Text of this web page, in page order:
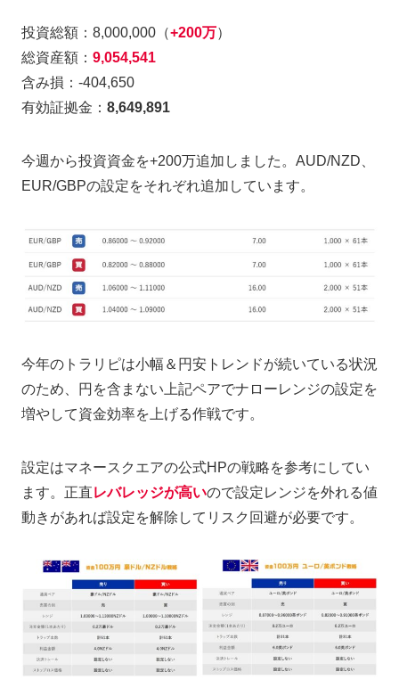
投資総額：8,000,000（+200万）
総資産額： 9,054,541
含み損：-404,650
有効証拠金： 8,649,891
今週から投資資金を+200万追加しました。AUD/NZD、
EUR/GBPの設定をそれぞれ追加しています。
今年のトラリピは小幅＆円安トレンドが続いている状況
のため、円を含まない上記ペアでナローレンジの設定を
増やして資金効率を上げる作戦です。
設定はマネースクエアの公式HPの戦略を参考にしてい
ます。正直レバレッジが高いので設定レンジを外れる値
動きがあれば設定を解除してリスク回避が必要です。